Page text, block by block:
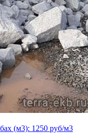
(м3): 1250 руб/м3